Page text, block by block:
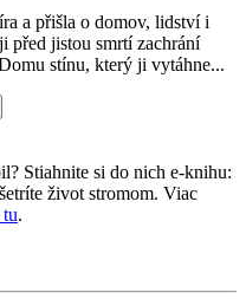
a přišla o domov, lidství i
před jistou smrtí zachrání
stínu, který ji vytáhne...
Stiahnite si do nich e-knihu:
život stromom. Viac
.